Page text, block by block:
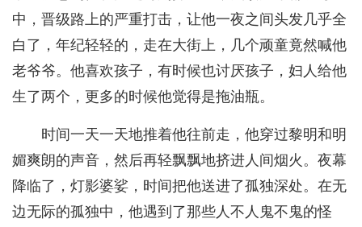
中，晋级路上的严重打击，让他一夜之间头发几乎全
白了，年纪轻轻的，走在大街上，几个顽童竟然喊他
老爷爷。他喜欢孩子，有时候也讨厌孩子，妇人给他
生了两个，更多的时候他觉得是拖油瓶。
时间一天一天地推着他往前走，他穿过黎明和明
媚爽朗的声音，然后再轻飘飘地挤进人间烟火。夜幕
降临了，灯影婆娑，时间把他送进了孤独深处。在无
边无际的孤独中，他遇到了那些人不人鬼不鬼的怪